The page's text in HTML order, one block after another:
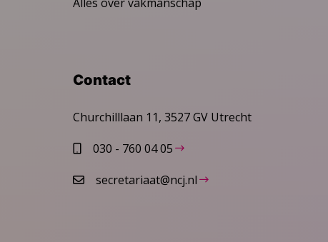
Alles over vakmanschap
Contact
Churchilllaan 11, 3527 GV Utrecht
030 - 760 04 05
secretariaat@ncj.nl